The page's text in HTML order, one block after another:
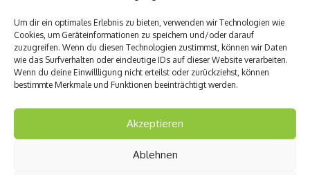
Um dir ein optimales Erlebnis zu bieten, verwenden wir Technologien wie
Cookies, um Geräteinformationen zu speichern und/oder darauf
zuzugreifen. Wenn du diesen Technologien zustimmst, können wir Daten
wie das Surfverhalten oder eindeutige IDs auf dieser Website verarbeiten.
Wenn du deine Einwillligung nicht erteilst oder zurückziehst, können
bestimmte Merkmale und Funktionen beeinträchtigt werden.
Akzeptieren
Ablehnen
Beitrag teilen
Rezept
Nächster Beitrag
Ironma